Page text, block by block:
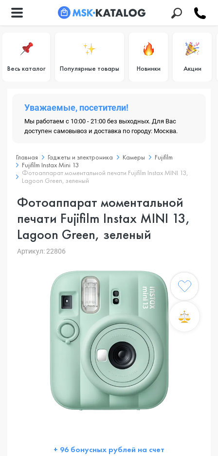
Весь каталог Популярные товары Новинки Акции
Уважаемые, посетители!
Мы работаем с 10:00 - 21:00 без выходных. Для Вас
доступен самовывоз и доставка по городу: Москва.
Главная Гаджеты и электроника Камеры
Fujifilm
Fujifilm Instax Mini 13
Фотоаппарат моментальной печати Fujifilm Instax MINI 13,
Lagoon Green, зеленый
Фотоаппарат моментальной
печати Fujifilm Instax MINI 13,
Lagoon Green, зеленый
Артикул: 22806
+ 96 бонусных рублей на счет